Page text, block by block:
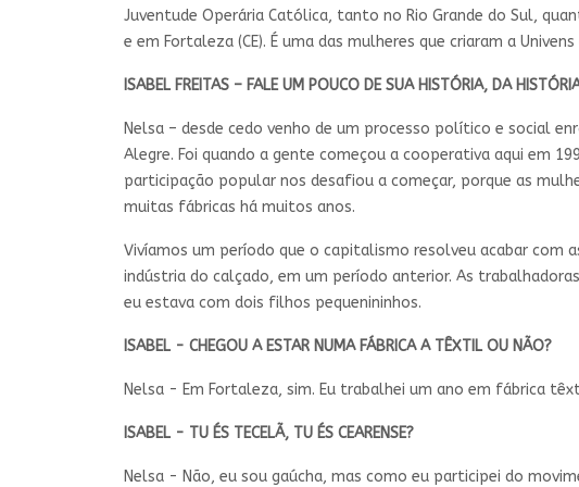
Juventude Operária Católica, tanto no Rio Grande do Sul,
e em Fortaleza (CE). É uma das mulheres que criaram a Univens
ISABEL FREITAS – FALE UM POUCO DE SUA HISTÓRIA, DA
Nelsa – desde cedo venho de um processo político e social
Alegre. Foi quando a gente começou a cooperativa aqui em
participação popular nos desafiou a começar, porque as
muitas fábricas há muitos anos.
Vivíamos um período que o capitalismo resolveu acabar com
indústria do calçado, em um período anterior. As
eu estava com dois filhos pequenininhos.
ISABEL - CHEGOU A ESTAR NUMA FÁBRICA A TÊXTIL OU NÃO?
Nelsa - Em Fortaleza, sim. Eu trabalhei um ano em fábrica
ISABEL - TU ÉS TECELÃ, TU ÉS CEARENSE?
Nelsa - Não, eu sou gaúcha, mas como eu participei do